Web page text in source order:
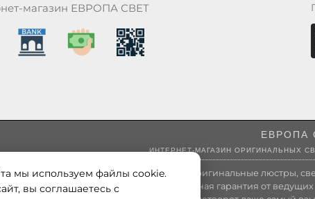
магазин ЕВРОПА СВЕТ
ЕВРОПА
ИНТЕРНЕТ-МАГАЗИН ОРИГИНАЛЬНЫХ
СВЕТ» поставляет и продает в России оригинальные люстры,
оригинальная продукция. Полноценная гарантия от
мы используем файлы cookie.
вы соглашаетесь с